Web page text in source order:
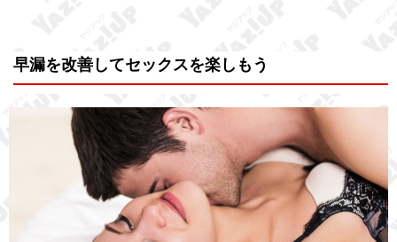
早漏を改善してセックスを楽しもう